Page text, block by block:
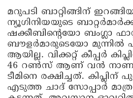
മറുപടി ബാറ്റിങ്ങിന്
ന്യൂഗിനിയയുടെ
ഷക്കീബിന്റെയോ ബംഗ്ലാ
ബൗളർമാരുടെയോ മുന്നിൽ
ആയില്ല. വിക്കറ്റ് കീപ്പർ
46 റൺസ് ആണ് വൻ
ടീമിനെ രക്ഷിച്ചത്.
എടുത്ത ചാദ് സോപ്പാർ